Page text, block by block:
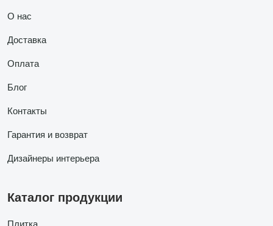
О нас
Доставка
Оплата
Блог
Контакты
Гарантия и возврат
Дизайнеры интерьера
Каталог продукции